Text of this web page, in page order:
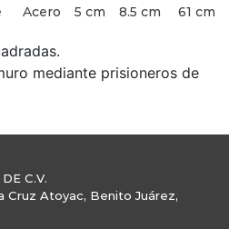
Acero 5 cm 8.5 cm 61 cm
mediante prisioneros de
C.V.
Cruz Atoyac, Benito Juárez,